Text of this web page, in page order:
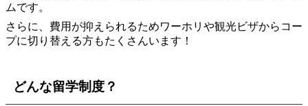
ムです。
さらに、費用が抑えられるためワーホリや観光ビザからコー
プに切り替える方もたくさんいます！
どんな留学制度？